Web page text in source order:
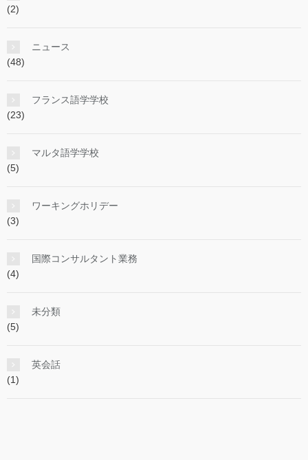
(2)
ニュース
(48)
フランス語学学校
(23)
マルタ語学学校
(5)
ワーキングホリデー
(3)
国際コンサルタント業務
(4)
未分類
(5)
英会話
(1)